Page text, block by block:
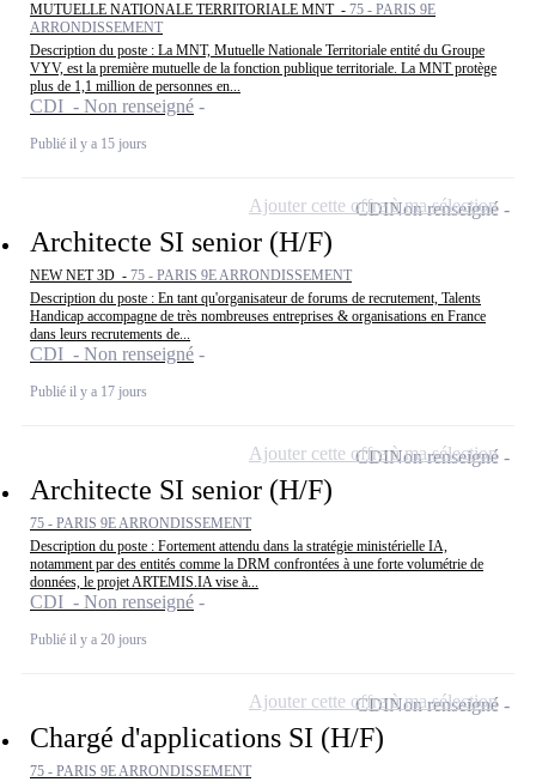
MUTUELLE NATIONALE TERRITORIALE MNT - 75 - PARIS 9E
ARRONDISSEMENT
Description du poste : La MNT, Mutuelle Nationale Territoriale entité du Groupe
VYV, est la première mutuelle de la fonction publique territoriale. La MNT protège
plus de 1,1 million de personnes en...
CDI - Non renseigné
Publié il y a 15 jours
Architecte SI senior (H/F)
NEW NET 3D - 75 - PARIS 9E ARRONDISSEMENT
Description du poste : En tant qu'organisateur de forums de recrutement, Talents
Handicap accompagne de très nombreuses entreprises & organisations en France
dans leurs recrutements de...
CDI - Non renseigné
Publié il y a 17 jours
CDINon renseigné
Ajouter cette offre à ma sélection
Architecte SI senior (H/F)
75 - PARIS 9E ARRONDISSEMENT
Description du poste : Fortement attendu dans la stratégie ministérielle IA,
notamment par des entités comme la DRM confrontées à une forte volumétrie de
données, le projet ARTEMIS.IA vise à...
CDI - Non renseigné
Publié il y a 20 jours
CDINon renseigné
Ajouter cette offre à ma sélection
Chargé d'applications SI (H/F)
75 - PARIS 9E ARRONDISSEMENT
CDINon renseigné
Ajouter cette offre à ma sélection